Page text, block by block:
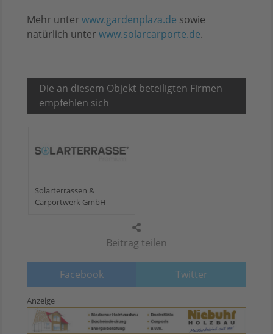
Beitrag teilen
Facebook Twitter
Mehr unter www.gardenplaza.de sowie
natürlich unter www.solarcarporte.de.
Die an diesem Objekt beteiligten Firmen
empfehlen sich
Solarterrassen &
Carportwerk GmbH
Anzeige